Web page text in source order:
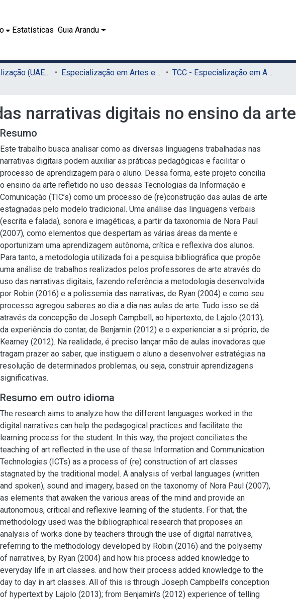
Estatísticas Guia Arandu
02.2 - Especialização (UAEADTec) Especialização em Artes e Tecnologia (UAEADTec)
TCC - Especialização em Artes e Tecnologia (UAEADTec)
narrativas digitais no ensino da arte
Resumo
Este trabalho busca analisar como as diversas linguagens trabalhadas nas
narrativas digitais podem auxiliar as práticas pedagógicas e facilitar o
processo de aprendizagem para o aluno. Dessa forma, este projeto concilia
o ensino da arte refletido no uso dessas Tecnologias da Informação e
Comunicação (TIC’s) como um processo de (re)construção das aulas de arte
estagnadas pelo modelo tradicional. Uma análise das linguagens verbais
(escrita e falada), sonora e imagéticas, a partir da taxonomia de Nora Paul
(2007), como elementos que despertam as várias áreas da mente e
oportunizam uma aprendizagem autônoma, crítica e reflexiva dos alunos.
Para tanto, a metodologia utilizada foi a pesquisa bibliográfica que propõe
uma análise de trabalhos realizados pelos professores de arte através do
uso das narrativas digitais, fazendo referência a metodologia desenvolvida
por Robin (2016) e a polissemia das narrativas, de Ryan (2004) e como seu
processo agregou saberes ao dia a dia nas aulas de arte. Tudo isso se dá
através da concepção de Joseph Campbell, ao hipertexto, de Lajolo (2013);
da experiência do contar, de Benjamin (2012) e o experienciar a si próprio, de
Kearney (2012). Na realidade, é preciso lançar mão de aulas inovadoras que
tragam prazer ao saber, que instiguem o aluno a desenvolver estratégias na
resolução de determinados problemas, ou seja, construir aprendizagens
significativas.
Resumo em outro idioma
The research aims to analyze how the different languages worked in the
digital narratives can help the pedagogical practices and facilitate the
learning process for the student. In this way, the project conciliates the
teaching of art reflected in the use of these Information and Communication
Technologies (ICTs) as a process of (re) construction of art classes
stagnated by the traditional model. A analysis of verbal languages (written
and spoken), sound and imagery, based on the taxonomy of Nora Paul (2007),
as elements that awaken the various areas of the mind and provide an
autonomous, critical and reflexive learning of the students. For that, the
methodology used was the bibliographical research that proposes an
analysis of works done by teachers through the use of digital narratives,
referring to the methodology developed by Robin (2016) and the polysemy
of narratives, by Ryan (2004) and how his process added knowledge to
everyday life in art classes. and how their process added knowledge to the
day to day in art classes. All of this is through Joseph Campbell's conception
of hypertext by Lajolo (2013); from Benjamin's (2012) experience of telling